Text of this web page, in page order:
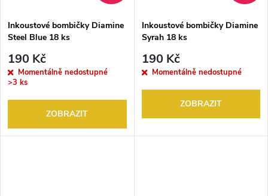
Inkoustové bombičky Diamine
Steel Blue 18 ks
190 Kč
Momentálně nedostupné
>3 ks
ZOBRAZIT
Inkoustové bombičky Diamine
Syrah 18 ks
190 Kč
Momentálně nedostupné
ZOBRAZIT